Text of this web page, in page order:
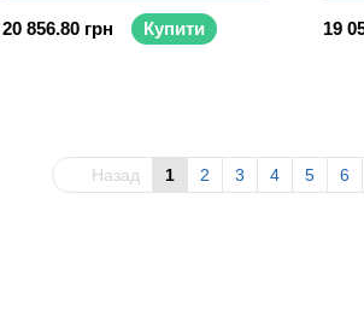
20 856.80 грн
Купити
19
Назад 1 2 3 4 5 6